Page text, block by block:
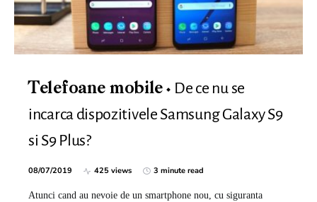
Telefoane mobile
De ce nu se
incarca dispozitivele Samsung Galaxy S9
si S9 Plus?
08/07/2019 425 views 3 minute read
Atunci cand au nevoie de un smartphone nou, cu siguranta